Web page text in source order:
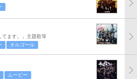
てます。」主題歌等
オルゴール
ムービー